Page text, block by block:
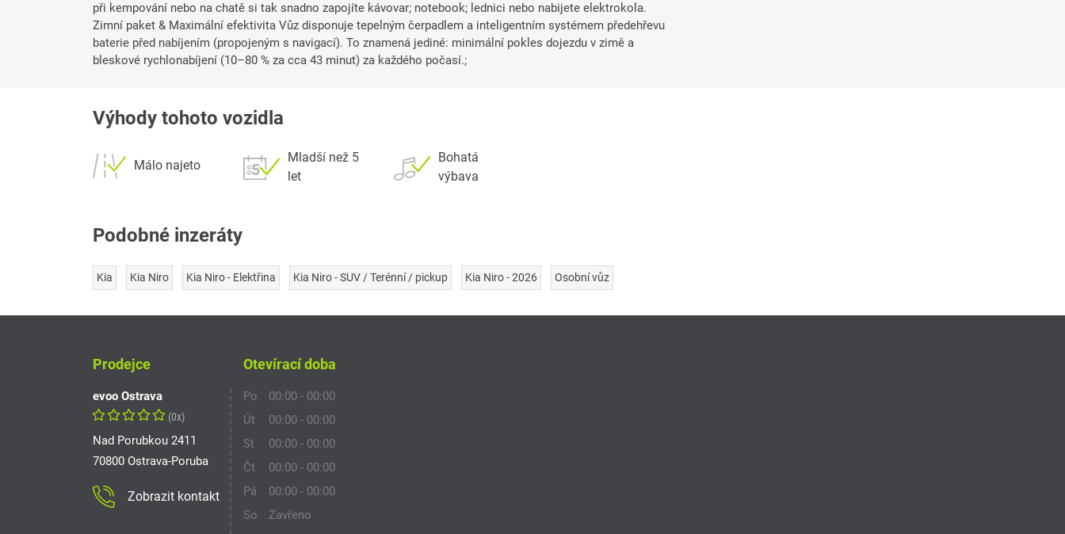
při kempování nebo na chatě si tak snadno zapojíte kávovar; notebook; lednici nebo nabijete elektrokola.
Zimní paket & Maximální efektivita Vůz disponuje tepelným čerpadlem a inteligentním systémem předehřevu
baterie před nabíjením (propojeným s navigací). To znamená jediné: minimální pokles dojezdu v zimě a
bleskové rychlonabíjení (10–80 % za cca 43 minut) za každého počasí.;
Výhody tohoto vozidla
Málo najeto
Mladší než 5
let
Bohatá
výbava
Podobné inzeráty
Kia Kia Niro Kia Niro - Elektřina Kia Niro - SUV / Terénní / pickup Kia Niro - 2026 Osobní vůz
Prodejce
evoo Ostrava
(0x)
Nad Porubkou 2411
70800 Ostrava-Poruba
Zobrazit kontakt
Otevírací doba
Po
00:00 - 00:00
Út
00:00 - 00:00
St
00:00 - 00:00
Čt
00:00 - 00:00
Pá
00:00 - 00:00
So
Zavřeno